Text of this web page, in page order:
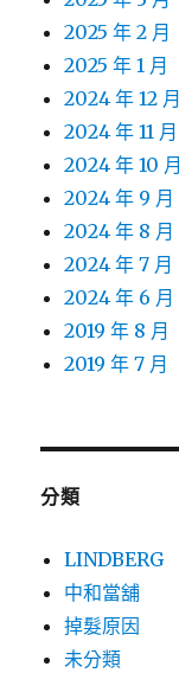
2025 年 2 月
2025 年 1 月
2024 年 12 月
2024 年 11 月
2024 年 10 月
2024 年 9 月
2024 年 8 月
2024 年 7 月
2024 年 6 月
2019 年 8 月
2019 年 7 月
分類
LINDBERG
中和當舖
掉髮原因
未分類